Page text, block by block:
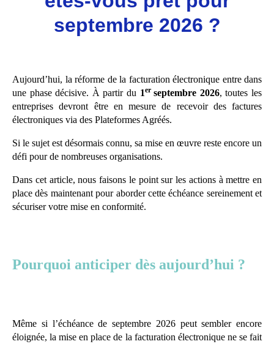
septembre 2026 ?
Aujourd’hui, la réforme de la facturation électronique entre dans
une phase décisive. À partir du 1erseptembre 2026, toutes les
entreprises devront être en mesure de recevoir des factures
électroniques via des Plateformes Agréés.
Si le sujet est désormais connu, sa mise en œuvre reste encore un
défi pour de nombreuses organisations.
Dans cet article, nous faisons le point sur les actions à mettre en
place dès maintenant pour aborder cette échéance sereinement et
sécuriser votre mise en conformité.
Pourquoi anticiper dès aujourd’hui ?
Même si l’échéance de septembre 2026 peut sembler encore
éloignée, la mise en place de la facturation électronique ne se fait